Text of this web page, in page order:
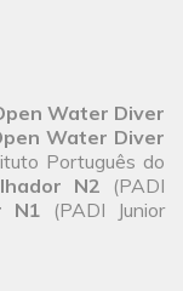
Water Diver
Water Diver
Português do
N2 (PADI
N1 (PADI Junior